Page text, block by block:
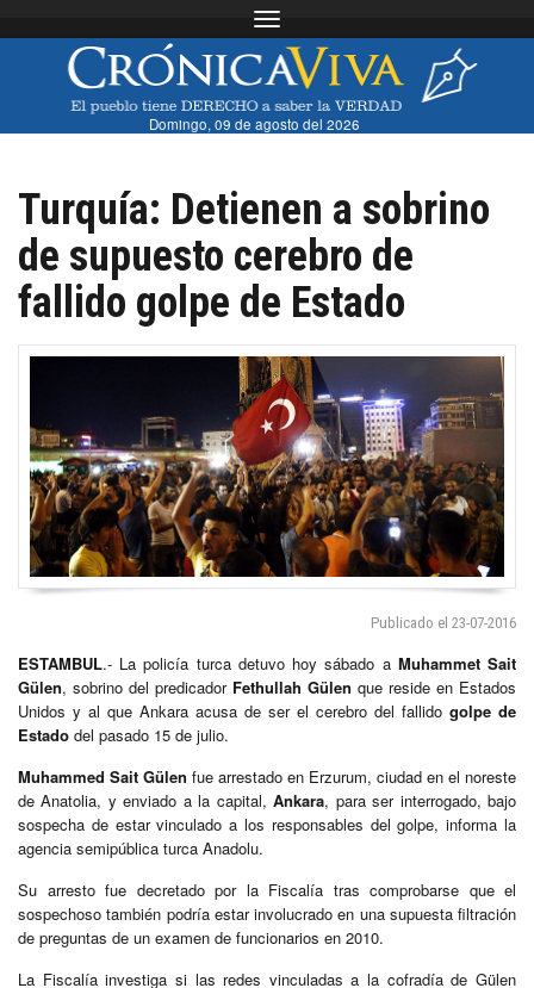
Toggle navigation
Domingo, 09 de agosto del 2026
Turquía: Detienen a sobrino
de supuesto cerebro de
fallido golpe de Estado
Publicado el 23-07-2016
ESTAMBUL.- La policía turca detuvo hoy sábado a Muhammet Sait
Gülen, sobrino del predicador Fethullah Gülen que reside en Estados
Unidos y al que Ankara acusa de ser el cerebro del fallido golpe de
Estado del pasado 15 de julio.
Muhammed Sait Gülen fue arrestado en Erzurum, ciudad en el noreste
de Anatolia, y enviado a la capital,Ankara, para ser interrogado, bajo
sospecha de estar vinculado a los responsables del golpe, informa la
agencia semipública turca Anadolu.
Su arresto fue decretado por la Fiscalía tras comprobarse que el
sospechoso también podría estar involucrado en una supuesta filtración
de preguntas de un examen de funcionarios en 2010.
La Fiscalía investiga si las redes vinculadas a la cofradía de Gülen